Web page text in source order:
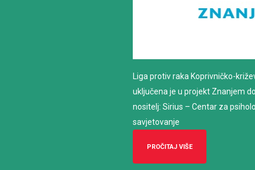
Liga protiv raka Koprivničko-
uključena je u projekt Znanjem
nositelj: Sirius – Centar za
savjetovanje
PROČITAJ VIŠE